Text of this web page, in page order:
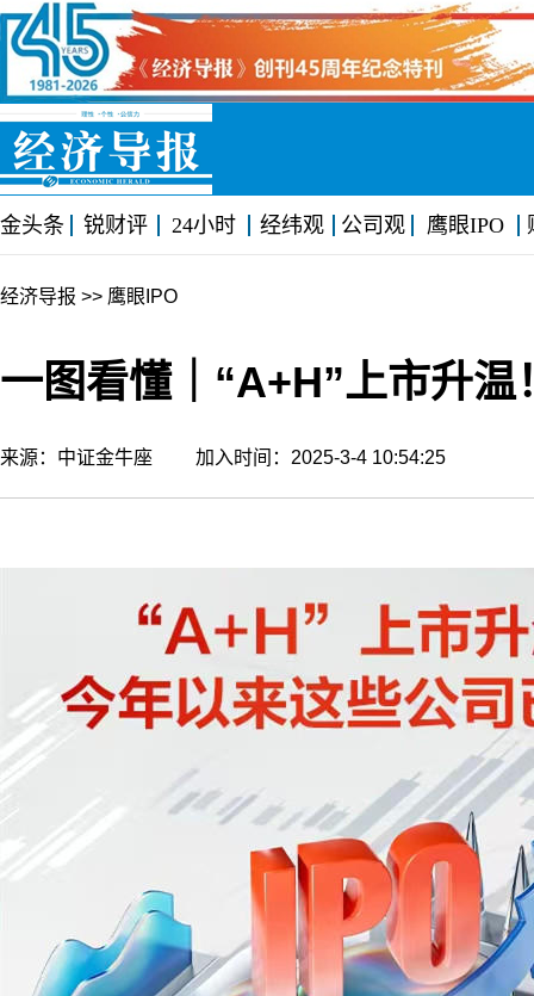
金头条 锐财评 24小时 经纬观 公司观 鹰眼IPO
经济导报 >> 鹰眼IPO
一图看懂｜“A+H”上市升
来源：中证金牛座 加入时间：2025-3-4 10:54:25